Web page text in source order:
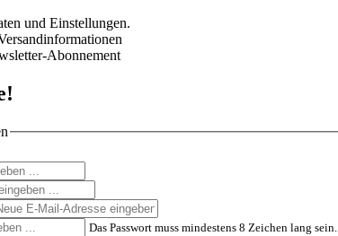
und Einstellungen.
Abonnement
Das Passwort muss mindestens 8 Zeichen lang sein.